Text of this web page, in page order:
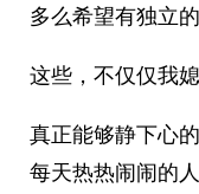
多么希望有独立的
这些，不仅仅我
真正能够静下心
每天热热闹闹的